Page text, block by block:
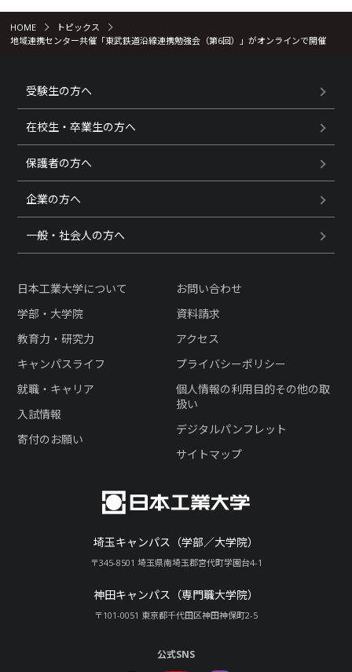
HOME
トピックス
地域連携センター共催「東武鉄道沿線連携勉強会（第6回）」がオンラインで開催
受験生の方へ
在校生・卒業生の方へ
保護者の方へ
企業の方へ
一般・社会人の方へ
埼玉キャンパス（学部／大学院）
〒345-8501 埼玉県南埼玉郡宮代町学園台4-1
神田キャンパス（専門職大学院）
〒101-0051 東京都千代田区神田神保町2-5
日本工業大学について
学部・大学院
教育力・研究力
キャンパスライフ
就職・キャリア
入試情報
寄付のお願い
お問い合わせ
資料請求
アクセス
プライバシーポリシー
個人情報の利用目的その他の取
扱い
デジタルパンフレット
サイトマップ
公式SNS